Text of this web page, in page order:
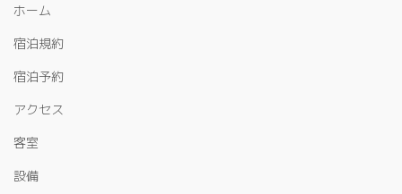
ホーム
宿泊規約
宿泊予約
アクセス
客室
設備